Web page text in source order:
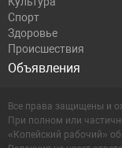
Спорт
Здоровье
Происшествия
Объявления
Все права защищены и
При полном или
«Копейский рабочий»